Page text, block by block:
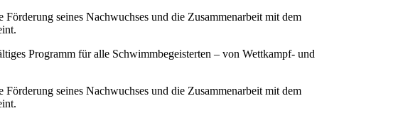
seines Nachwuchses und die Zusammenarbeit mit dem
Programm für alle Schwimmbegeisterten – von Wettkampf- und
seines Nachwuchses und die Zusammenarbeit mit dem